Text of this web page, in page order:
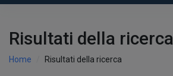
Risultati della ricerca
Home Risultati della ricerca